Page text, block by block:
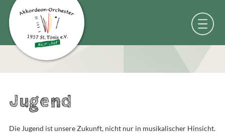
Jugend
Die Jugend ist unsere Zukunft, nicht nur in musikalischer Hinsicht.